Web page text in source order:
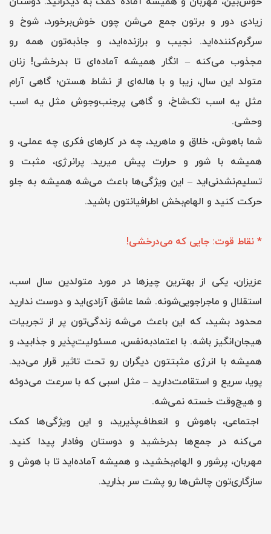
زیادی دور و برتون جمع می‌شن چون خوش‌برخورد، شوخ و
سرگرم‌کننده‌اید. نجیب و برازنده‌اید، و جاذبه‌تون همه رو
مجذوب می‌کنه – انگار همیشه آماده‌ای تا بدرخشی! زنان
متولد این سال، زیبا و با هاله‌ای از نشاط هستن؛ گاهی آرام
مثل یه اسب تک‌شاخ، و گاهی پرجنب‌وجوش مثل یه اسب
وحشی.
شما باهوش، خلاق و ماهرید، چه در کارهای فکری چه عملی، و
همیشه با شور و حرارت پیش میرید. پرانرژی، مثبت و
تسلیم‌نشدنی‌اید – این ویژگی‌ها باعث می‌شه همیشه به جلو
حرکت کنید و الهام‌بخش اطرافیانتون باشید.
* نقاط قوت: جایی که می‌درخشی!
عزیزان، یکی از بهترین چیزها در مورد متولدین سال اسب،
استقلال و ماجراجویی‌شونه. شما عاشق آزادی‌اید و دوست ندارید
محدود بشید، که این باعث می‌شه زندگی‌تون پر از تجربیات
هیجان‌انگیز باشه. با اعتمادبه‌نفس، مسئولیت‌پذیر و جذابید، و
همیشه با انرژی مثبتتون دیگران رو تحت تاثیر قرار می‌دید.
پویا، سریع و استقامت‌دارید – مثل اسبی که با سرعت می‌دوئه
و هیچ‌وقت خسته نمی‌شه.
اجتماعی، باهوش و انعطاف‌پذیرید، و این ویژگی‌ها کمک
می‌کنه در جمع‌ها بدرخشید و دوستان وفادار پیدا کنید.
مهربان، پرشور و الهام‌بخشید، و همیشه آماده‌اید تا با هوش و
سازگاری‌تون چالش‌ها رو پشت سر بذارید.